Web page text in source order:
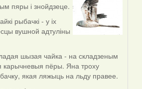
пяры і знойдзеце.
рыбачкі - у іх
вушной адтуліны
шызая чайка - на складзеным
карычневыя пёры. Яна троху
якая ляжыць на льду правее.